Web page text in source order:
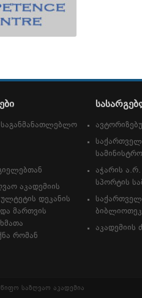
საგანმანათლებლო
აკადემიის
დეკანის
მართვის
რომან
სამინისტრო
აჭარის
სპორტის
აკადემიის
საზღვაო აკადემია